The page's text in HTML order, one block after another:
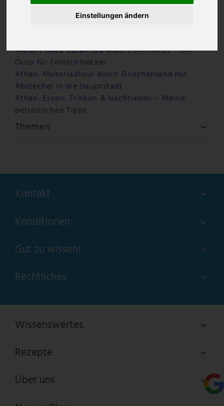
Einstellungen ändern
Warum Ouzo Kazanisto anders schmeckt – ein
Ouzo für Feinschmecker
Athen: Motorradtour durch Griechenland mit
Abstecher in die Hauptstadt
Athen: Essen, Trinken & Nachtleben – Meine
persönlichen Tipps
Themen
Kontakt
Konditionen
Gut zu wissen!
Rechtliches
Wissenswertes
Rezepte
Über uns